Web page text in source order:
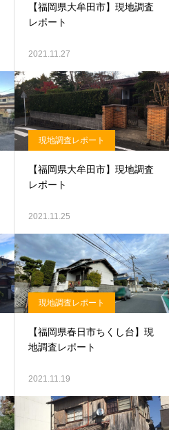
【福岡県大牟田市】現地調査
レポート
2021.11.27
現地調査レポート
【福岡県大牟田市】現地調査
レポート
2021.11.25
現地調査レポート
【福岡県春日市ちくし台】現
地調査レポート
2021.11.19